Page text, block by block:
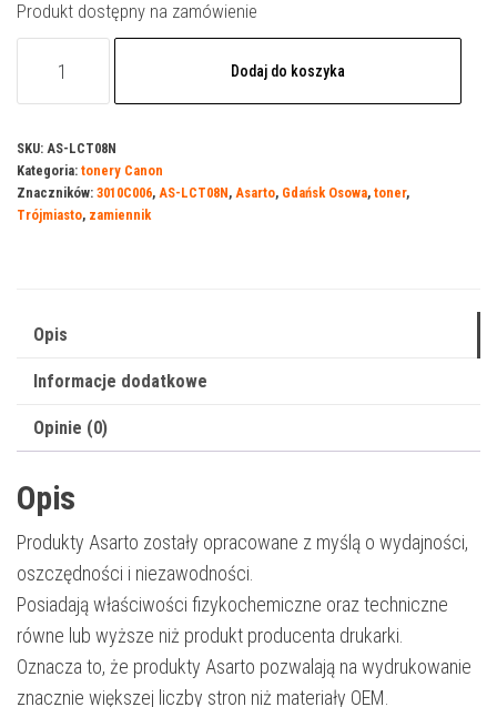
Produkt dostępny na zamówienie
do
Canon
T08
11000
black
Dodaj do koszyka
SKU: AS-LCT08N
Kategoria: tonery Canon
Znaczników: 3010C006, AS-LCT08N, Asarto, Gdańsk Osowa, toner,
Trójmiasto, zamiennik
Opis
Informacje dodatkowe
Opinie (0)
Opis
Produkty Asarto zostały opracowane z myślą o wydajności,
oszczędności i niezawodności.
Posiadają właściwości fizykochemiczne oraz techniczne
równe lub wyższe niż produkt producenta drukarki.
Oznacza to, że produkty Asarto pozwalają na wydrukowanie
znacznie większej liczby stron niż materiały OEM.